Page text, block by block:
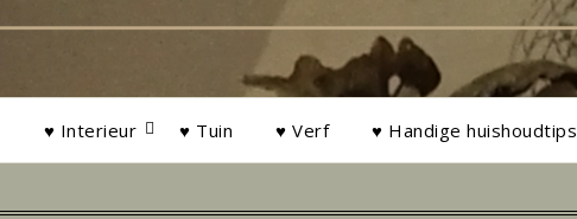
♥ Interieur ♥ Tuin ♥ Verf ♥ Handige huishoudtips